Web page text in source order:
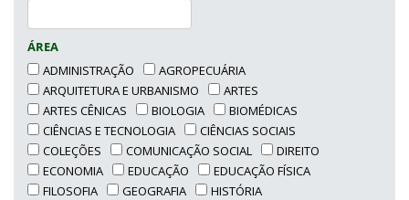
ÁREA
ADMINISTRAÇÃO
AGROPECUÁRIA
ARQUITETURA E URBANISMO
ARTES
ARTES CÊNICAS
BIOLOGIA
BIOMÉDICAS
CIÊNCIAS E TECNOLOGIA
CIÊNCIAS SOCIAIS
COLEÇÕES
COMUNICAÇÃO SOCIAL
DIREITO
ECONOMIA
EDUCAÇÃO
EDUCAÇÃO FÍSICA
FILOSOFIA
GEOGRAFIA
HISTÓRIA